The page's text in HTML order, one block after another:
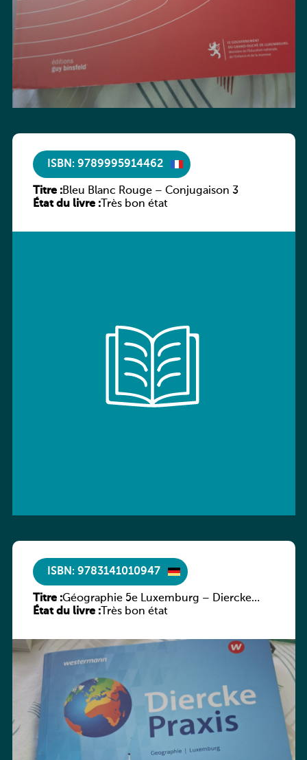
ISBN: 9789995914462
Titre :Bleu Blanc Rouge – Conjugaison 3
État du livre :Très bon état
ISBN: 9783141010947
Titre :Géographie 5e Luxemburg – Diercke
Praxis
État du livre :Très bon état